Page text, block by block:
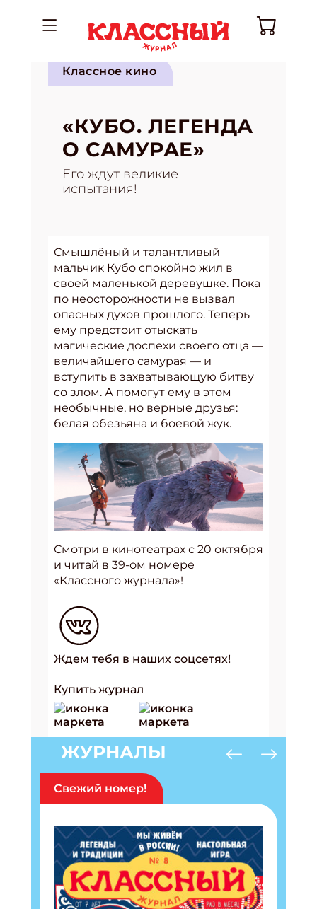
Классное кино
«КУБО. ЛЕГЕНДА
О САМУРАЕ»
Его ждут великие
испытания!
Смышлёный и талантливый
мальчик Кубо спокойно жил в
своей маленькой деревушке. Пока
по неосторожности не вызвал
опасных духов прошлого. Теперь
ему предстоит отыскать
магические доспехи своего отца —
величайшего самурая — и
вступить в захватывающую битву
со злом. А помогут ему в этом
необычные, но верные друзья:
белая обезьяна и боевой жук.
Смотри в кинотеатрах с 20 октября
и читай в 39-ом номере
«Классного журнала»!
Ждем тебя в наших соцсетях!
Купить журнал
ЖУРНАЛЫ
Свежий номер!